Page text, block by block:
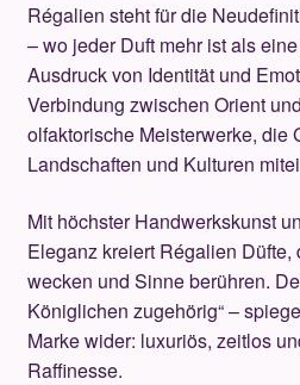
Boadicea the Victorious
Brecourt
Casamorati
Clive Christian
Creed
Culti
Régalien steht für die
– wo jeder Duft mehr ist als
Ausdruck von Identität und
Verbindung zwischen Orient
olfaktorische Meisterwerke, die
Landschaften und Kulturen
Mit höchster Handwerkskunst
Eleganz kreiert Régalien Düfte,
wecken und Sinne berühren.
Königlichen zugehörig“ –
Marke wider: luxuriös, zeitlos
Raffinesse.